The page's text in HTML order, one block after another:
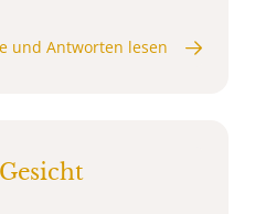
und Antworten lesen